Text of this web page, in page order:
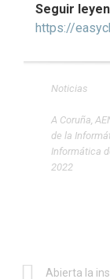
Seguir
https://
Noticias
A Coruña
de la
Informática
2022